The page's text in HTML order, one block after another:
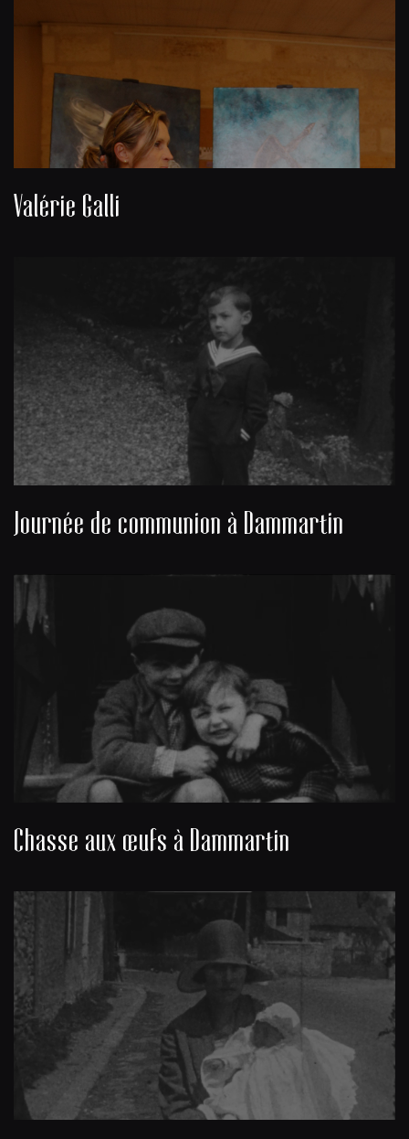
Valérie Galli
Journée de communion à Dammartin
Chasse aux œufs à Dammartin